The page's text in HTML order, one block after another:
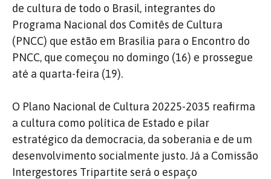
de cultura de todo o Brasil, integrantes do
Programa Nacional dos Comitês de Cultura
(PNCC) que estão em Brasília para o Encontro do
PNCC, que começou no domingo (16) e prossegue
até a quarta-feira (19).
O Plano Nacional de Cultura 20225-2035 reafirma
a cultura como política de Estado e pilar
estratégico da democracia, da soberania e de um
desenvolvimento socialmente justo. Já a Comissão
Intergestores Tripartite será o espaço